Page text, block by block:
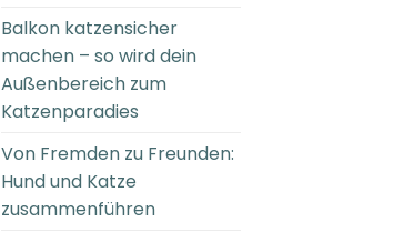
Balkon katzensicher
machen – so wird dein
Außenbereich zum
Katzenparadies
Von Fremden zu Freunden:
Hund und Katze
zusammenführen